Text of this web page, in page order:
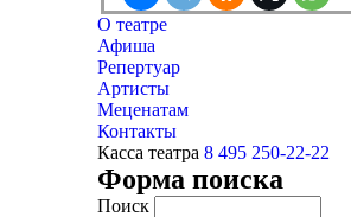
О театре
Афиша
Репертуар
Артисты
Меценатам
Контакты
Касса театра 8 495 250-22-22
Форма поиска
Поиск